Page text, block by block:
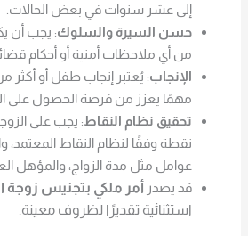
إلى عشر سنوات في بعض الحالات.
حسن السيرة والسلوك: يجب أن
من أي ملاحظات أمنية أو أحكام
الإنجاب: يُعتبر إنجاب طفل أو أكثر
مهمًا يعزز من فرصة الحصول على
تحقيق نظام النقاط
نقطة وفقًا لنظام النقاط المعتمد،
عوامل مثل مدة الزواج، والمؤهل
قد يصدر أمر ملكي بتجنيس زوجة
استثنائية تقديرًا لظروف معينة.